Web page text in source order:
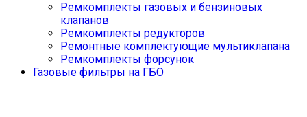
Ремкомплекты газовых и бензиновых
клапанов
Ремкомплекты редукторов
Ремонтные комплектующие мультиклапана
Ремкомплекты форсунок
Газовые фильтры на ГБО